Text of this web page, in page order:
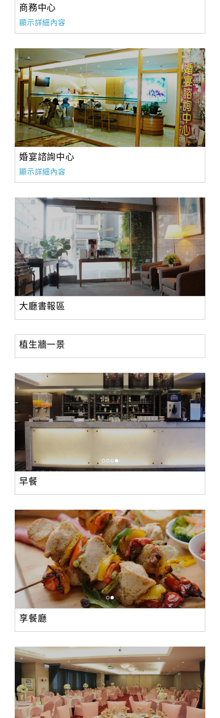
商務中心
顯示詳細內容
婚宴諮詢中心
顯示詳細內容
大廳書報區
植生牆一景
早餐
享餐廳